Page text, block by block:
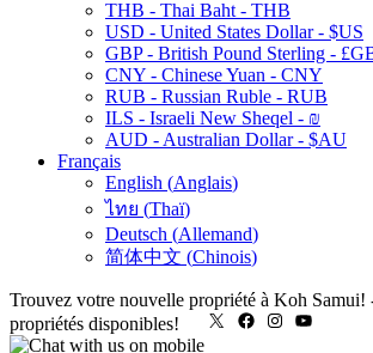
THB - Thai Baht - THB
USD - United States Dollar - $US
GBP - British Pound Sterling -
CNY - Chinese Yuan - CNY
RUB - Russian Ruble - RUB
ILS - Israeli New Sheqel - ₪
AUD - Australian Dollar - $AU
Français
English (Anglais)
ไทย (Thaï)
Deutsch (Allemand)
简体中文 (Chinois)
Trouvez votre nouvelle propriété à Koh Samui!
propriétés disponibles!
X FacebookInstagram